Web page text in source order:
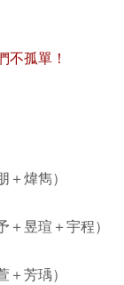
不孤單！
煒雋）
＋昱瑄＋宇程）
芳瑀）